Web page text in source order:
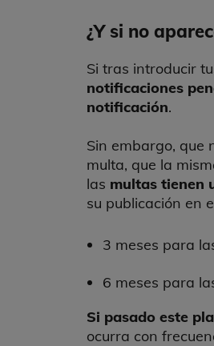
¿Y si no
Si tras introducir
notificaciones
notificación.
Sin embargo, que
multa, que la
las multas tienen
su publicación en
3 meses para
6 meses para
Si pasado este
ocurra con